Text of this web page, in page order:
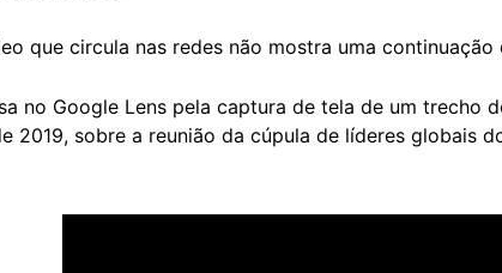
que circula nas redes não mostra uma
no Google Lens pela captura de tela de um trecho
2019, sobre a reunião da cúpula de líderes globais